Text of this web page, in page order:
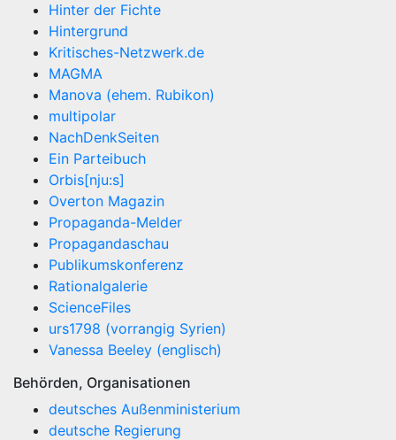
Hinter der Fichte
Hintergrund
Kritisches-Netzwerk.de
MAGMA
Manova (ehem. Rubikon)
multipolar
NachDenkSeiten
Ein Parteibuch
Orbis[nju:s]
Overton Magazin
Propaganda-Melder
Propagandaschau
Publikumskonferenz
Rationalgalerie
ScienceFiles
urs1798 (vorrangig Syrien)
Vanessa Beeley (englisch)
Behörden, Organisationen
deutsches Außenministerium
deutsche Regierung